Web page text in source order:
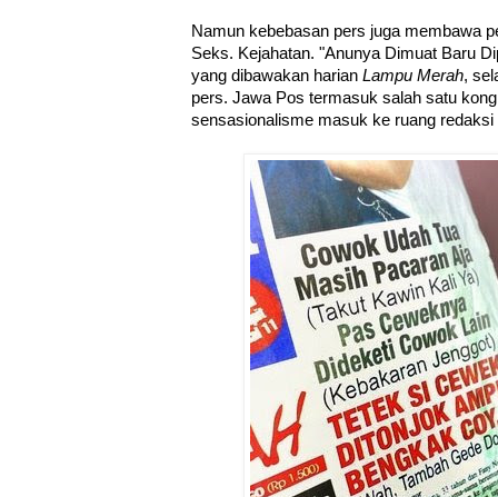
Namun kebebasan pers juga membawa
Seks. Kejahatan. "Anunya Dimuat Baru
yang dibawakan harian Lampu Merah,
pers. Jawa Pos termasuk salah satu
sensasionalisme masuk ke ruang redaksi